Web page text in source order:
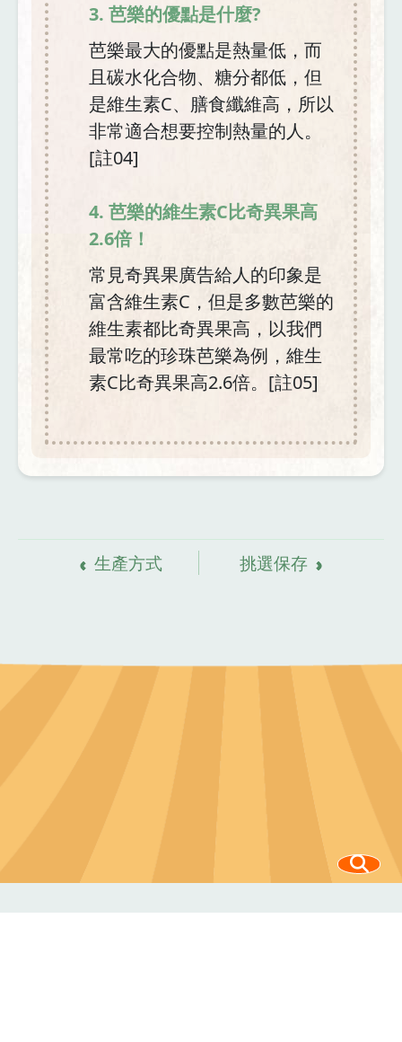
3. 芭樂的優點是什麼?
芭樂最大的優點是熱量低，而
且碳水化合物、糖分都低，但
是維生素C、膳食纖維高，所以
非常適合想要控制熱量的人。
[註04]
4. 芭樂的維生素C比奇異果高
2.6倍！
常見奇異果廣告給人的印象是
富含維生素C，但是多數芭樂的
維生素都比奇異果高，以我們
最常吃的珍珠芭樂為例，維生
素C比奇異果高2.6倍。[註05]
生產方式
挑選保存